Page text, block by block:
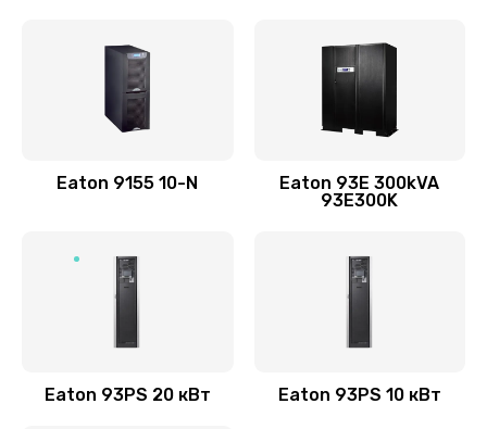
Eaton 9155 10-N
Eaton 93E 300kVA
93E300K
Eaton 93PS 20 кВт Eaton 93PS 10 кВт